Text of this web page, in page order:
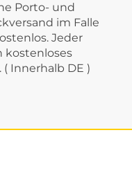
Porto- und
im Falle
Jeder
kostenloses
Innerhalb DE )